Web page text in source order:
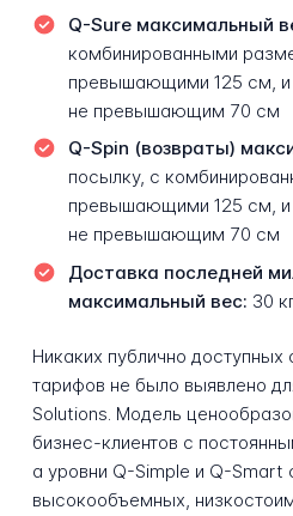
Q-Sure максимальный
комбинированными
превышающими 125 см, и
не превышающим 70 см
Q-Spin (возвраты)
посылку, с
превышающими 125 см,
не превышающим 70 см
Доставка последней
максимальный вес: 30
Никаких публично
тарифов не было выявлено
Solutions. Модель
бизнес-клиентов с
а уровни Q-Simple и Q-Smart
высокообъемных,